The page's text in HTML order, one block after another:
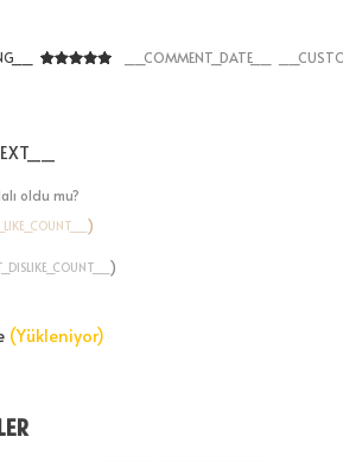
__COMMENT_DATE__
oldu mu?
)
)
(Yükleniyor)